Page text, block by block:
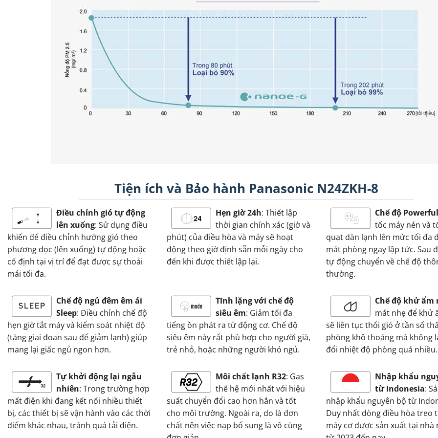
Tiện ích và Bảo hành Panasonic N24ZKH-8
Điều chỉnh gió tự động
lên xuống: Sử dụng điều
khiển để điều chỉnh hướng gió theo
phương dọc (lên xuống) tự động hoặc
cố định tại vị trí để đạt được sự thoải
mái tối đa.
Hẹn giờ 24h: Thiết lập
thời gian chính xác (giờ và
phút) của điều hòa và máy sẽ hoạt
động theo giờ định sẵn mỗi ngày cho
đến khi được thiết lập lại.
Chế độ Powerful
tốc máy nén và
quạt dàn lạnh lên mức tối đa
mát phòng ngay lập tức. Sau
tự động chuyển về chế độ
thường.
Chế độ ngủ đêm êm ái
Sleep: Điều chỉnh chế độ
hẹn giờ tắt máy và kiểm soát nhiệt độ
(tăng giai đoạn sau để giảm lạnh) giúp
mang lại giấc ngủ ngon hơn.
Tĩnh lặng với chế độ
siêu êm: Giảm tối đa
tiếng ồn phát ra từ động cơ. Chế độ
siêu êm này rất phù hợp cho người già,
trẻ nhỏ, hoặc những người khó ngủ.
Chế độ khử ẩm
mát nhẹ để khử
sẽ liên tục thổi gió ở tần số
phòng khô thoáng mà không
đổi nhiệt độ phòng quá nhiều.
Tự khởi động lại ngẫu
nhiên: Trong trường hợp
mất điện khi đang kết nối nhiều thiết
bị, các thiết bị sẽ vận hành vào các thời
điểm khác nhau, tránh quá tải điện.
Môi chất lạnh R32: Gas
thế hệ mới nhất với hiệu
suất chuyển đổi cao hơn hẳn và tốt
cho môi trường. Ngoài ra, do là đơn
chất nên việc nạp bổ sung là vô cùng
Nhập khẩu
từ Indonesia:
nhập khẩu nguyên bộ từ
Duy nhất dòng điều hòa treo
máy cơ được sản xuất tại nhà